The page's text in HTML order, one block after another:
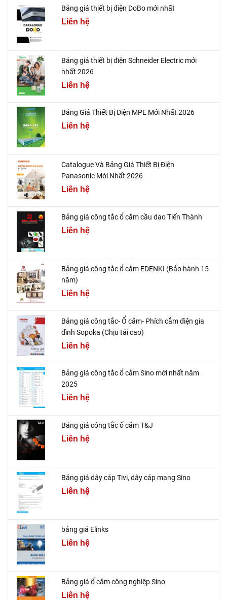
Bảng giá thiết bị điện DoBo mới nhất
Liên hệ
Bảng giá thiết bị điện Schneider Electric mới
nhất 2026
Liên hệ
Bảng Giá Thiết Bị Điện MPE Mới Nhất 2026
Liên hệ
Catalogue Và Bảng Giá Thiết Bị Điện
Panasonic Mới Nhất 2026
Liên hệ
Bảng giá công tắc ổ cắm cầu dao Tiến Thành
Liên hệ
Bảng giá công tắc ổ cắm EDENKI (Bảo hành 15
năm)
Liên hệ
Bảng giá công tắc- Ổ cắm- Phích cắm điện gia
đình Sopoka (Chịu tải cao)
Liên hệ
Bảng giá công tắc ổ cắm Sino mới nhất năm
2025
Liên hệ
Bảng giá công tắc ổ cắm T&J
Liên hệ
Bảng giá dây cáp Tivi, dây cáp mạng Sino
Liên hệ
bảng giá Elinks
Liên hệ
Bảng giá ổ cắm công nghiệp Sino
Liên hệ